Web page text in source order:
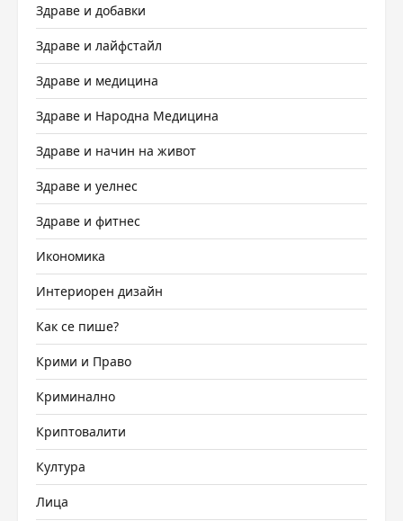
Здраве и добавки
Здраве и лайфстайл
Здраве и медицина
Здраве и Народна Медицина
Здраве и начин на живот
Здраве и уелнес
Здраве и фитнес
Икономика
Интериорен дизайн
Как се пише?
Крими и Право
Криминално
Криптовалити
Култура
Лица